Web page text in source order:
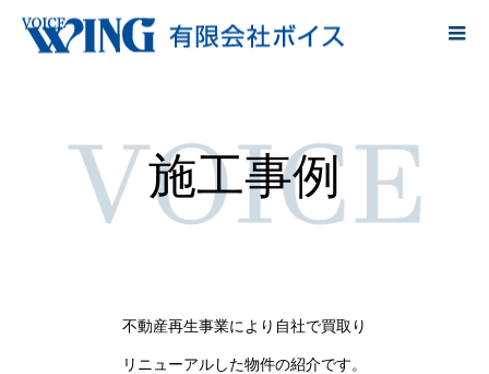
施工事例
不動産再生事業により自社で買取り
リニューアルした物件の紹介です。